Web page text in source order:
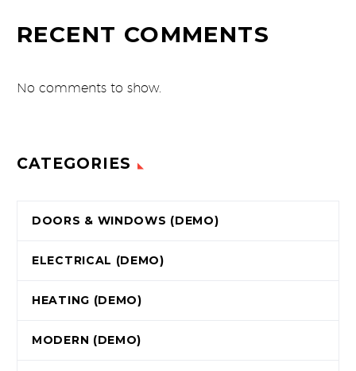
RECENT COMMENTS
No comments to show.
CATEGORIES
DOORS & WINDOWS (DEMO)
ELECTRICAL (DEMO)
HEATING (DEMO)
MODERN (DEMO)